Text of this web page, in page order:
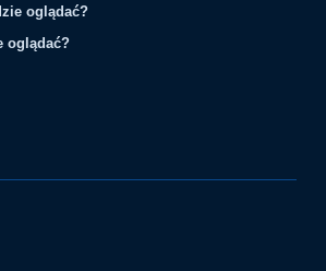
oglądać?
oglądać?